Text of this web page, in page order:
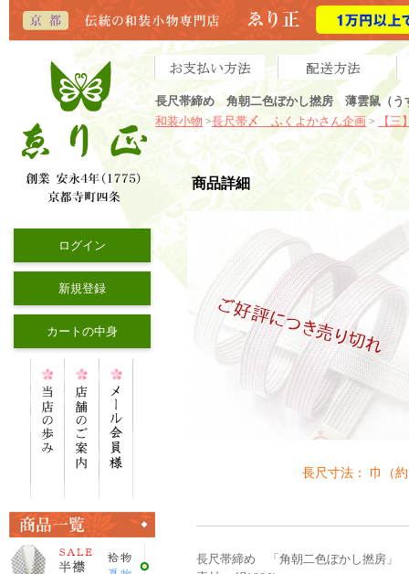
長尺帯締め 角朝二色ぼかし撚房 薄雲鼠（う
和装小物 >長尺帯〆 ふくよかさん企画> 【三
ログイン
新規登録
カートの中身
商品詳細
長尺寸法： 巾（
長尺帯締め 「角朝二色ぼかし撚房」